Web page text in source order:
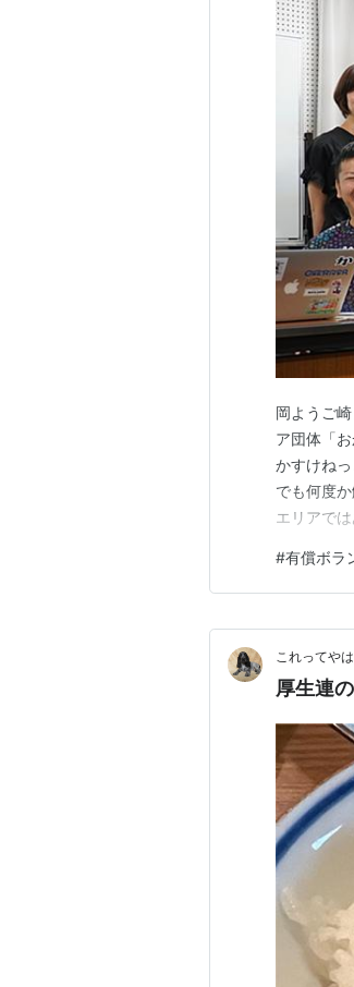
岡ようご
ア団体「
かすけね
でも何度
エリアで
と」が目
関係性が
#有償ボラ
これってや
厚生連